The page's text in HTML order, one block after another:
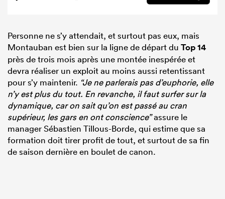
Personne ne s’y attendait, et surtout pas eux, mais
Montauban est bien sur la ligne de départ du Top 14
près de trois mois après une montée inespérée et
devra réaliser un exploit au moins aussi retentissant
pour s’y maintenir. “Je ne parlerais pas d’euphorie, elle
n’y est plus du tout. En revanche, il faut surfer sur la
dynamique, car on sait qu’on est passé au cran
supérieur, les gars en ont conscience”assure le
manager Sébastien Tillous-Borde, qui estime que sa
formation doit tirer profit de tout, et surtout de sa fin
de saison dernière en boulet de canon.